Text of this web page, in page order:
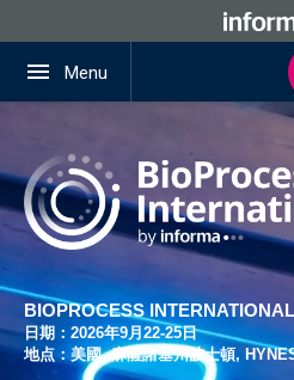
menu Menu
BIOPROCESS
日期：2026年9月22-25日
地点：美國, 麻薩諸塞州波士頓,